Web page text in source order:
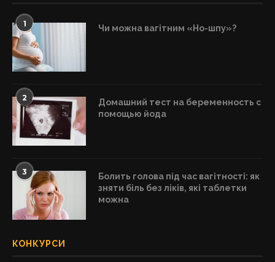
1 Чи можна вагітним «Но-шпу»?
2
Домашний тест на беременность с
помощью йода
3
Болить голова під час вагітності: як
зняти біль без ліків, які таблетки
можна
КОНКУРСИ